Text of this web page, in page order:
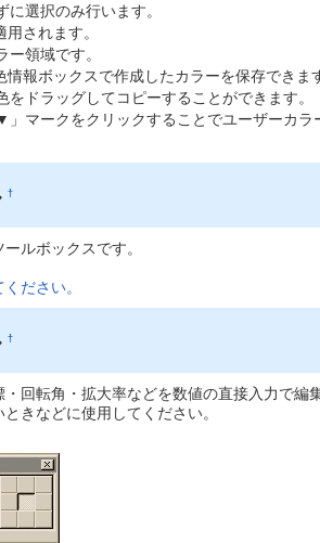
選択のみ行います。
されます。
領域です。
報ボックスで作成したカラーを保存できま
をドラッグしてコピーすることができます。
マークをクリックすることでユーザーカ
†
ルボックスです。
ださい。
†
回転角・拡大率などを数値の直接入力で編
きなどに使用してください。